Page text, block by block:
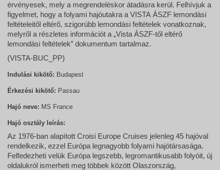
érvényesek, mely a megrendeléskor átadásra kerül. Felhívjuk a
figyelmet, hogy a folyami hajóutakra a VISTA ÁSZF lemondási
feltételeitől eltérő, szigorúbb lemondási feltételek vonatkoznak,
melyről a részletes információt a „Vista ÁSZF-től eltérő
lemondási feltételek” dokumentum tartalmaz.
(VISTA-BUC_PP)
Indulási kikötő: Budapest
Érkezési kikötő: Passau
Hajó neve: MS France
Hajó osztály leírás:
Az 1976-ban alapított Croisi Europe Cruises jelenleg 45 hajóval
rendelkezik, ezzel Európa legnagyobb folyami hajótársasága.
Felfedezheti velük Európa legszebb, legromantikusabb folyóit, új
oldalukról ismerheti meg többek között Olaszország,